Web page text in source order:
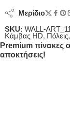
Μερίδιο
SKU: WALL-
Κάμβας HD, Πόλεις,
Premium πίνακες
αποκτήσεις!